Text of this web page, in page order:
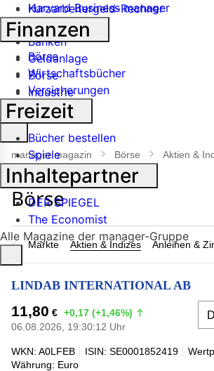
Harvard Business manager
Handel
Banken
Geldanlage
Börse
Industrie
Suche
öffnen
manager magazin Börse Aktien &
Märkte Aktien & Indizes Anleihen &
LINDAB INTERNATIONAL AB
11,80 € +0,17 (+1,46%)
06.08.2026, 19:30:12 Uhr
WKN: A0LFEB ISIN: SE0001852419
Währung: Euro
Kurzarbeitergeld-Rechner
Finanzen
Börse
Wirtschaftsbücher
Versicherungen
Freizeit
Bücher bestellen
Spiele
Inhaltepartner
DER SPIEGEL
The Economist
Alle Magazine der manager-Gruppe